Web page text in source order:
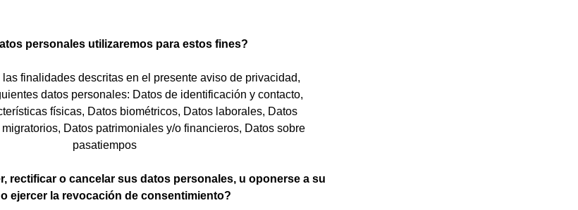
personales utilizaremos para estos fines?
finalidades descritas en el presente aviso de privacidad,
datos personales: Datos de identificación y contacto,
físicas, Datos biométricos, Datos laborales, Datos
Datos patrimoniales y/o financieros, Datos sobre
pasatiempos
rectificar o cancelar sus datos personales, u oponerse a su
ejercer la revocación de consentimiento?